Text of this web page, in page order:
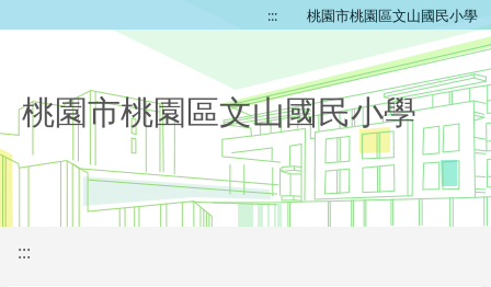
::: 桃園市桃園區文山國民小學
桃園市桃園區文山國民小學
:::